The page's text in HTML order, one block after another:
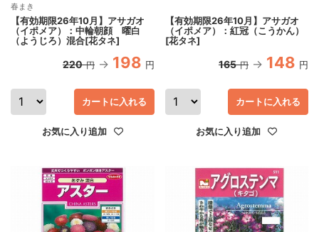
春まき
【有効期限26年10月】アサガオ
（イポメア）：中輪朝顔 曜白
（ようじろ）混合[花タネ]
220 円 198 円
カートに入れる
お気に入り追加
【有効期限26年10月】アサガオ
（イポメア）：紅冠（こうかん）
[花タネ]
165 円 148 円
カートに入れる
お気に入り追加